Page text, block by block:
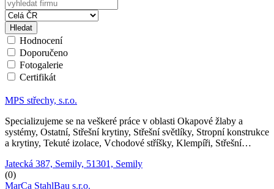
Hledat
Hodnocení
Doporučeno
Fotogalerie
Certifikát
MPS střechy, s.r.o.
Specializujeme se na veškeré práce v oblasti Okapové žlaby a
systémy, Ostatní, Střešní krytiny, Střešní světlíky, Stropní konstrukce
a krytiny, Tekuté izolace, Vchodové stříšky, Klempíři, Střešní…
Jatecká 387, Semily, 51301, Semily
(0)
MarCa StahlBau s.r.o.